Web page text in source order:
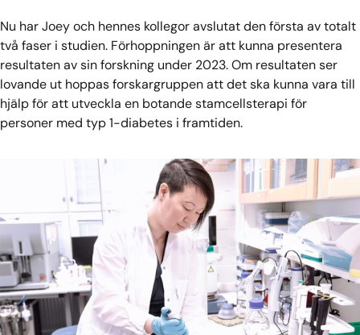
Nu har Joey och hennes kollegor avslutat den första av totalt
två faser i studien. Förhoppningen är att kunna presentera
resultaten av sin forskning under 2023. Om resultaten ser
lovande ut hoppas forskargruppen att det ska kunna vara till
hjälp för att utveckla en botande stamcellsterapi för
personer med typ 1-diabetes i framtiden.